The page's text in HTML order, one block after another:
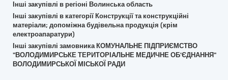
Інші закупівлі в регіоні Волинська область
Інші закупівлі в категорії Конструкції та конструкційні
матеріали; допоміжна будівельна продукція (крім
електроапаратури)
Інші закупівлі замовника КОМУНАЛЬНЕ ПІДПРИЄМСТВО
"ВОЛОДИМИРСЬКЕ ТЕРИТОРІАЛЬНЕ МЕДИЧНЕ ОБ'ЄДНАННЯ"
ВОЛОДИМИРСЬКОЇ МІСЬКОЇ РАДИ